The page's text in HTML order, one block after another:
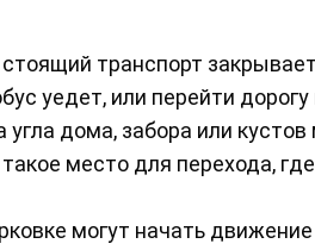
транспорт
уедет, или перейти
угла дома, забора или
место для перехода,
могут начать